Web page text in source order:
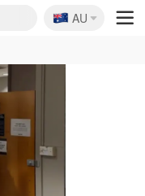
🇦🇺
AU